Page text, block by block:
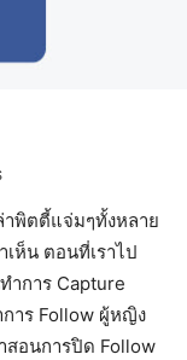
พิตตี้แจ่มๆทั้งหลาย
เห็น ตอนที่เราไป
ำการ Capture
การ Follow ผู้หญิง
อนการปิด Follow